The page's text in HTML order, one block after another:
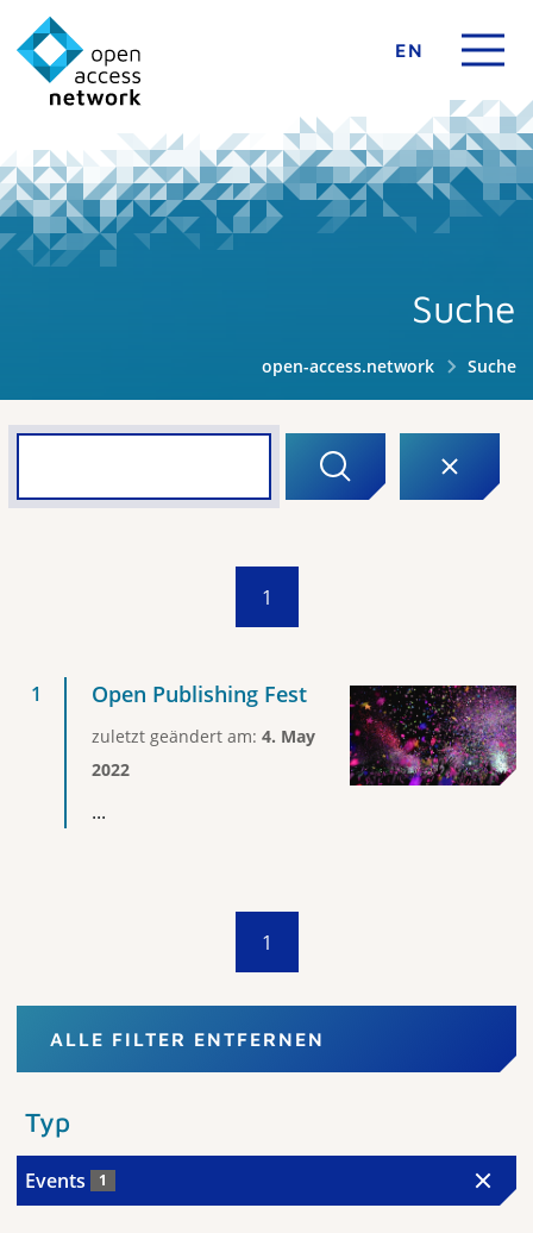
EN
Suche
open-access.network Suche
1
Open Publishing Fest
zuletzt geändert am: 4. May
2022
...
1
ALLE FILTER ENTFERNEN
Typ
Events 1